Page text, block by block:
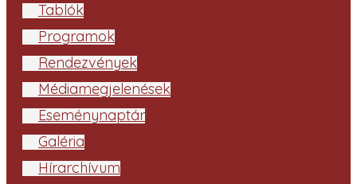
Tablók
Programok
Rendezvények
Médiamegjelenések
Eseménynaptár
Galéria
Hírarchívum